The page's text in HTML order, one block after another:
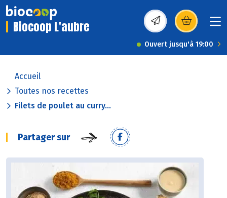
Biocoop L'aubre (s’ouvre dans une
Ouvert jusqu'à 19:00
Accueil
Toutes nos recettes
Filets de poulet au curry...
Partager sur